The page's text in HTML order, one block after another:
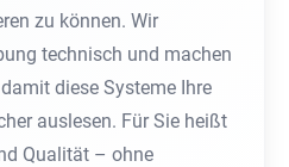
zu können. Wir
technisch und machen
damit diese Systeme Ihre
auslesen. Für Sie heißt
Qualität – ohne